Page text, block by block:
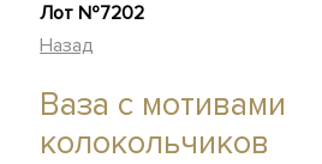
Лот №7202
Назад
Ваза с мотивами
колокольчиков